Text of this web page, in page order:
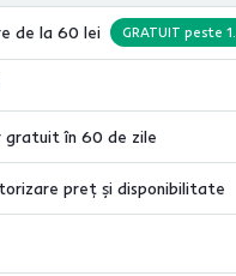
de la 60 lei GRATUIT peste
gratuit în 60 de zile
preț și disponibilitate